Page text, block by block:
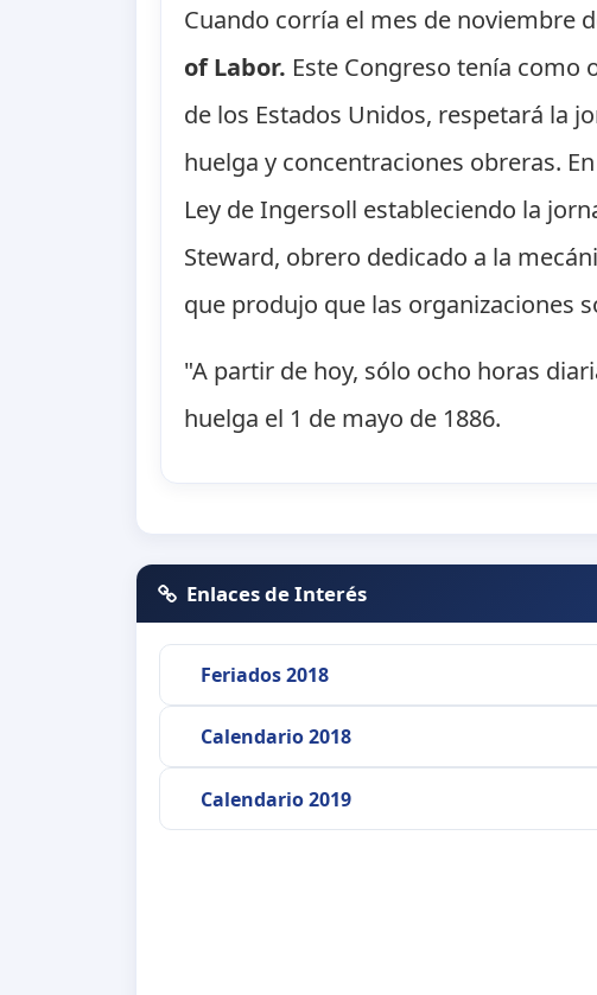
Cuando corría el mes de noviembre
of Labor. Este Congreso tenía
de los Estados Unidos, respetará la
huelga y concentraciones obreras. En
Ley de Ingersoll estableciendo la
Steward, obrero dedicado a la
que produjo que las organizaciones
"A partir de hoy, sólo ocho horas
huelga el 1 de mayo de 1886.
Enlaces de Interés
Feriados 2018
Calendario 2018
Calendario 2019